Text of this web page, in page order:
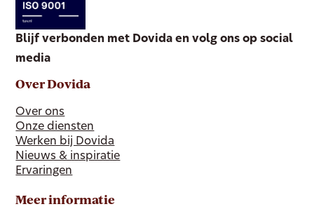
Blijf verbonden met Dovida en volg ons op social
media
Over Dovida
Over ons
Onze diensten
Werken bij Dovida
Nieuws & inspiratie
Ervaringen
Meer informatie